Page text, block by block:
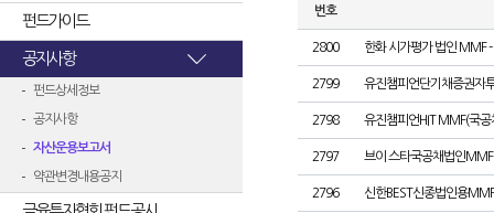
펀드가이드
공지사항
펀드상세정보
공지사항
자산운용보고서
약관변경내용공지
번호
2800 한화 시가평가 법인 MMF
2799 유진챔피언단기채증권자
2798 유진챔피언HIT MMF(국공
2797 브이 스타국공채법인
2796 신한BEST신종법인용